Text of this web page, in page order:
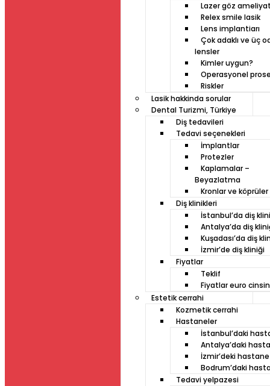
Lazer göz
Relex smile lasik
Lens implantiarı
Çok adaklı ve üç
lensler
Kimler uygun?
Operasyonel
Riskler
Lasik hakkinda sorular
Dental Turizmi, Türkiye
Diş tedavileri
Tedavi seçenekleri
İmplantlar
Protezler
Kaplamalar –
Beyazlatma
Kronlar ve köprüler
Diş klinikleri
İstanbul’da diş
Antalya’da diş
Kuşadası’da diş
İzmir’de diş kliniği
Fiyatlar
Teklif
Fiyatlar euro
Estetik cerrahi
Kozmetik cerrahi
Hastaneler
İstanbul’daki
Antalya’daki
İzmir’deki hastane
Bodrum’daki
Tedavi yelpazesi